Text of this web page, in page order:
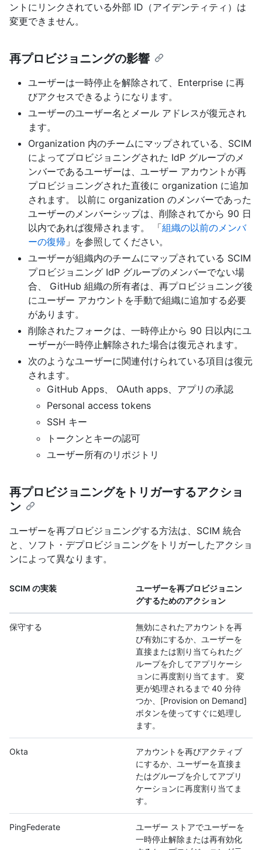
ントにリンクされている外部 ID（アイデンティティ）は
変更できません。
再プロビジョニングの影響
ユーザーは一時停止を解除されて、Enterprise に再
びアクセスできるようになります。
ユーザーのユーザー名とメール アドレスが復元され
ます。
Organization 内のチームにマップされている、SCIM
によってプロビジョニングされた IdP グループのメ
ンバーであるユーザーは、ユーザー アカウントが再
プロビジョニングされた直後に organization に追加
されます。 以前に organization のメンバーであった
ユーザーのメンバーシップは、削除されてから 90 日
以内であれば復帰されます。 「組織の以前のメンバ
ーの復帰 」を参照してください。
ユーザーが組織内のチームにマップされている SCIM
プロビジョニング IdP グループのメンバーでない場
合、 GitHub 組織の所有者は、再プロビジョニング後
にユーザー アカウントを手動で組織に追加する必要
があります。
削除されたフォークは、一時停止から 90 日以内にユ
ーザーが一時停止解除された場合は復元されます。
次のようなユーザーに関連付けられている項目は復元
されます。
GitHub Apps、 OAuth apps、アプリの承認
Personal access tokens
SSH キー
トークンとキーの認可
ユーザー所有のリポジトリ
再プロビジョニングをトリガーするアクショ
ン
ユーザーを再プロビジョニングする方法は、SCIM 統合
と、ソフト・デプロビジョニングをトリガーしたアクショ
ンによって異なります。
SCIM の実装
ユーザーを再プロビジョニン
グするためのアクション
保守する
無効にされたアカウントを再
び有効にするか、ユーザーを
直接または割り当てられたグ
ループを介してアプリケーシ
ョンに再度割り当てます。 変
更が処理されるまで 40 分待
つか、[Provision on Demand]
ボタンを使ってすぐに処理し
ます。
Okta
アカウントを再びアクティブ
にするか、ユーザーを直接ま
たはグループを介してアプリ
ケーションに再度割り当てま
す。
PingFederate
ユーザー ストアでユーザーを
一時停止解除または再有効化